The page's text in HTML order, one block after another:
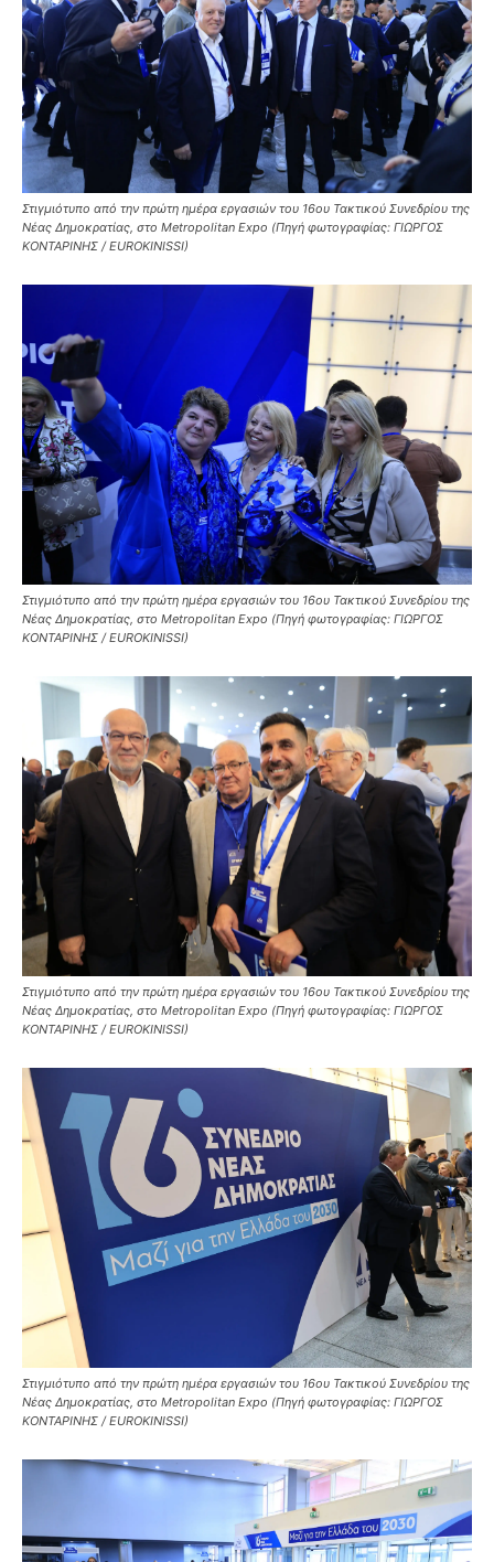
Στιγμιότυπο από την πρώτη ημέρα εργασιών του 16ου Τακτικού Συνεδρίου της
Νέας Δημοκρατίας, στο Metropolitan Expo (Πηγή φωτογραφίας: ΓΙΩΡΓΟΣ
ΚΟΝΤΑΡΙΝΗΣ / EUROKINISSI)
Στιγμιότυπο από την πρώτη ημέρα εργασιών του 16ου Τακτικού Συνεδρίου της
Νέας Δημοκρατίας, στο Metropolitan Expo (Πηγή φωτογραφίας: ΓΙΩΡΓΟΣ
ΚΟΝΤΑΡΙΝΗΣ / EUROKINISSI)
Στιγμιότυπο από την πρώτη ημέρα εργασιών του 16ου Τακτικού Συνεδρίου της
Νέας Δημοκρατίας, στο Metropolitan Expo (Πηγή φωτογραφίας: ΓΙΩΡΓΟΣ
ΚΟΝΤΑΡΙΝΗΣ / EUROKINISSI)
Στιγμιότυπο από την πρώτη ημέρα εργασιών του 16ου Τακτικού Συνεδρίου της
Νέας Δημοκρατίας, στο Metropolitan Expo (Πηγή φωτογραφίας: ΓΙΩΡΓΟΣ
ΚΟΝΤΑΡΙΝΗΣ / EUROKINISSI)